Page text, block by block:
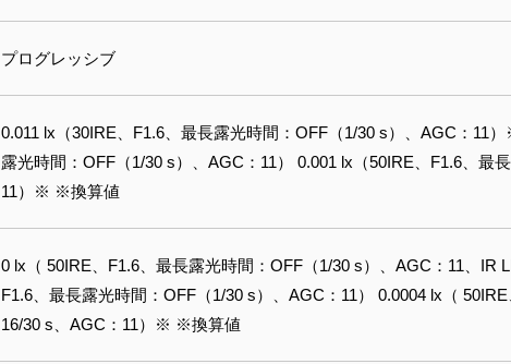
プログレッシブ
0.011 lx（30IRE、F1.6、最長露光時間：OFF（1/30 s）、AGC：11
露光時間：OFF（1/30 s）、AGC：11） 0.001 lx（50IRE、F1.6、最
11）※ ※換算値
0 lx（ 50IRE、F1.6、最長露光時間：OFF（1/30 s）、AGC：11、IR
F1.6、最長露光時間：OFF（1/30 s）、AGC：11） 0.0004 lx（
16/30 s、AGC：11）※ ※換算値